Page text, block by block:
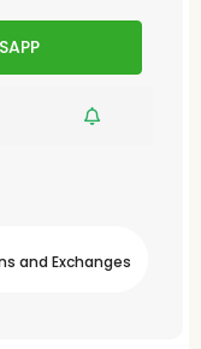
and Exchanges